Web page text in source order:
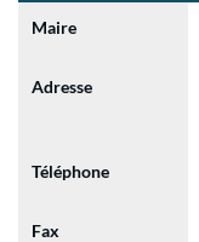
Maire
Adresse
Téléphone
Fax